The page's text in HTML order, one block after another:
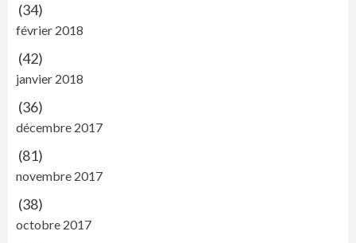
(34)
février 2018
(42)
janvier 2018
(36)
décembre 2017
(81)
novembre 2017
(38)
octobre 2017